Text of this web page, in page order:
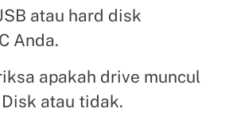
atau hard disk
Anda.
apakah drive muncul
atau tidak.